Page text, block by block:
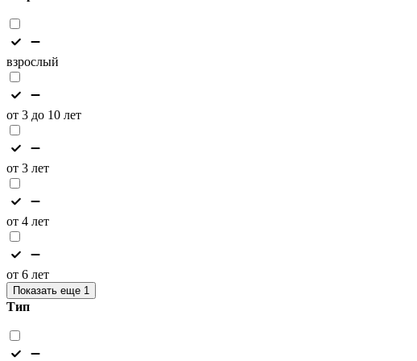
взрослый
от 3 до 10 лет
от 3 лет
от 4 лет
от 6 лет
Показать еще 1
Тип